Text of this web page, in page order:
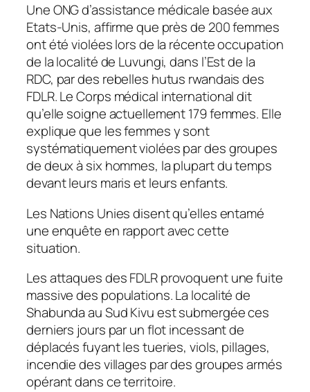
Une ONG d’assistance médicale basée aux
Etats-Unis, affirme que près de 200 femmes
ont été violées lors de la récente occupation
de la localité de Luvungi, dans l’Est de la
RDC, par des rebelles hutus rwandais des
FDLR. Le Corps médical international dit
qu’elle soigne actuellement 179 femmes. Elle
explique que les femmes y sont
systématiquement violées par des groupes
de deux à six hommes, la plupart du temps
devant leurs maris et leurs enfants.
Les Nations Unies disent qu’elles entamé
une enquête en rapport avec cette
situation.
Les attaques des FDLR provoquent une fuite
massive des populations. La localité de
Shabunda au Sud Kivu est submergée ces
derniers jours par un flot incessant de
déplacés fuyant les tueries, viols, pillages,
incendie des villages par des groupes armés
opérant dans ce territoire.